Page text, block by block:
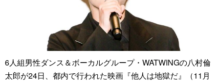
6人組男性ダンス＆ボーカルグループ・WATWINGの八村倫
太郎が24日、都内で行われた映画『他人は地獄だ』（11月